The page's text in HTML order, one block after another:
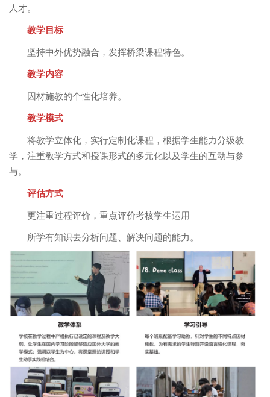
人才。
教学目标
坚持中外优势融合，发挥桥梁课程特色。
教学内容
因材施教的个性化培养。
教学模式
将教学立体化，实行定制化课程，根据学生能力分级教
学，注重教学方式和授课形式的多元化以及学生的互动与参
与。
评估方式
更注重过程评价，重点评价考核学生运用
所学有知识去分析问题、解决问题的能力。